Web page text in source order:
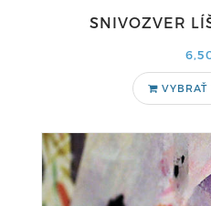
SNIVOZVER
VYBRAŤ